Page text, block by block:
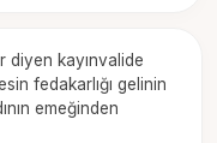
diyen kayınvalide
fedakarlığı gelinin
emeğinden